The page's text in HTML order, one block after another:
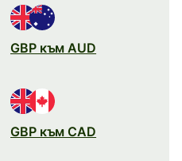
GBP към AUD
GBP към CAD